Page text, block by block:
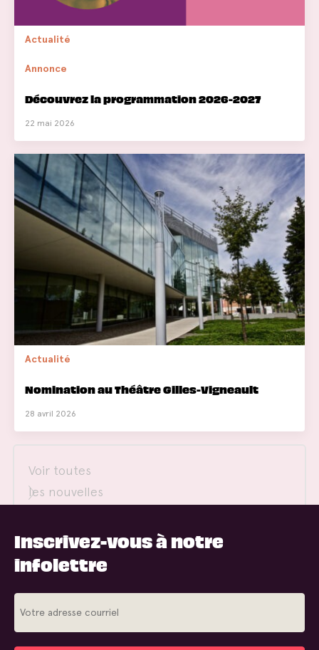
Actualité
Annonce
Découvrez la programmation 2026-2027
22 mai 2026
Actualité
Nomination au Théâtre Gilles-Vigneault
28 avril 2026
Voir toutes
les nouvelles
Inscrivez-vous à notre
infolettre